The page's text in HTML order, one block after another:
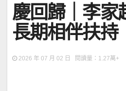
慶回歸｜李家
長期相伴扶持
2026 年 07 月 02 日 閱讀量：1.27萬+